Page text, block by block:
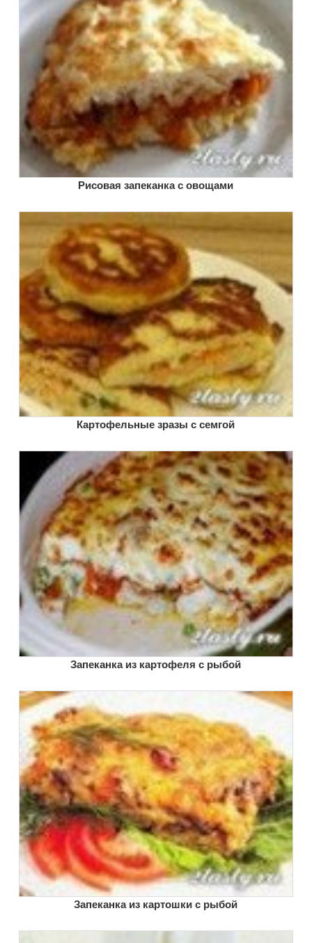
Рисовая запеканка с овощами
Картофельные зразы с семгой
Запеканка из картофеля с рыбой
Запеканка из картошки с рыбой